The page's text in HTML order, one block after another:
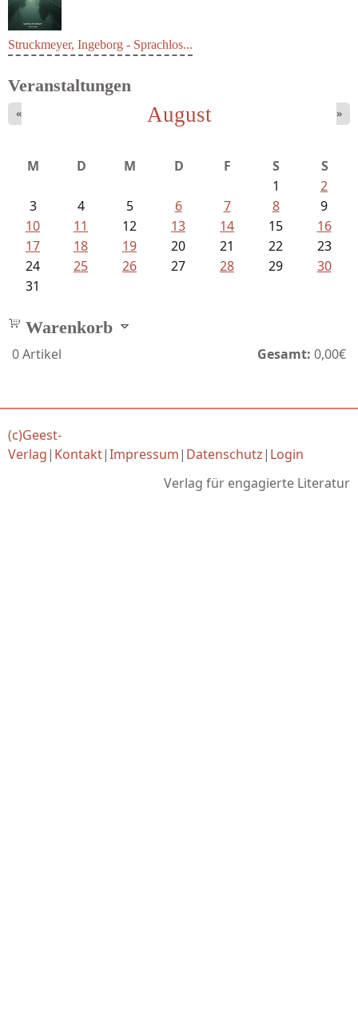
Struckmeyer, Ingeborg - Sprachlos...
Veranstaltungen
August
« »
M D M D F S
S
1
2
3
4 5 6 7 8
9
10
11 12 13 14 15
16
17
18 19 20 21 22
23
24
25 26 27 28 29
30
31
Warenkorb
0Artikel Gesamt: 0,00€
(c)Geest-
Verlag| Kontakt|Impressum| Datenschutz| Login
Verlag für engagierte Literatur